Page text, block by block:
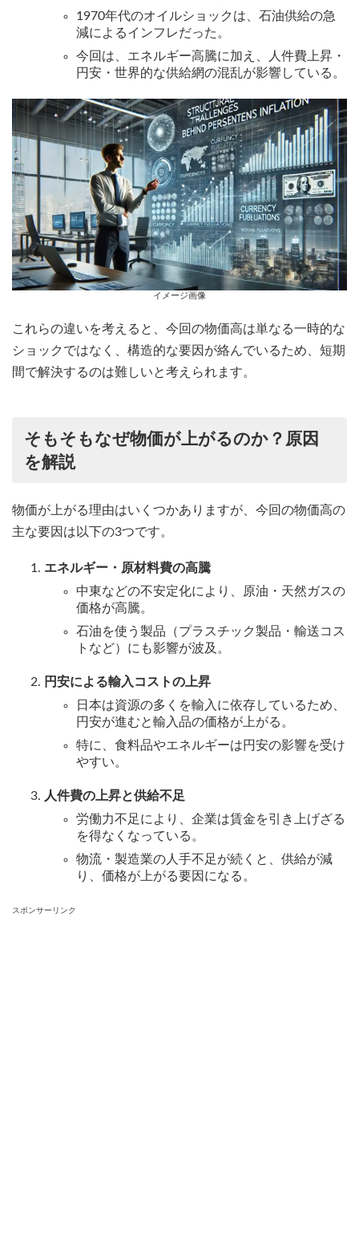
1970年代のオイルショックは、石油供給の急
減によるインフレだった。
今回は、エネルギー高騰に加え、人件費上昇・
円安・世界的な供給網の混乱が影響している。
イメージ画像
これらの違いを考えると、今回の物価高は単なる一時的な
ショックではなく、構造的な要因が絡んでいるため、短期
間で解決するのは難しいと考えられます。
そもそもなぜ物価が上がるのか？原因
を解説
物価が上がる理由はいくつかありますが、今回の物価高の
主な要因は以下の3つです。
エネルギー・原材料費の高騰
中東などの不安定化により、原油・天然ガスの
価格が高騰。
石油を使う製品（プラスチック製品・輸送コス
トなど）にも影響が波及。
円安による輸入コストの上昇
日本は資源の多くを輸入に依存しているため、
円安が進むと輸入品の価格が上がる。
特に、食料品やエネルギーは円安の影響を受け
やすい。
人件費の上昇と供給不足
労働力不足により、企業は賃金を引き上げざる
を得なくなっている。
物流・製造業の人手不足が続くと、供給が減
り、価格が上がる要因になる。
スポンサーリンク